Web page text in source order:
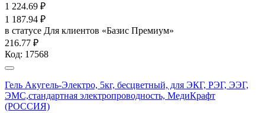
1 224.69 ₽
1 187.94 ₽
в статусе Для клиентов «Базис Премиум»
216.77 ₽
Код: 17568
Гель Акугель-Электро, 5кг, бесцветный, для ЭКГ, РЭГ, ЭЭГ,
ЭМС,стандартная электропроводность, МедиКрафт
(РОССИЯ)